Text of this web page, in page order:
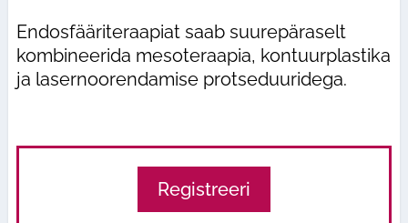
Endosfääriteraapiat saab suurepäraselt
kombineerida mesoteraapia, kontuurplastika
ja lasernoorendamise protseduuridega.
Registreeri